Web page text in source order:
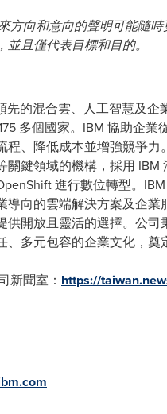
方向和意向的聲明可能隨
並且僅代表目標和目的。
先的混合雲、人工智慧及企
多個國家。IBM 協助企業
程、降低成本並增強競爭力
關鍵領域的機構，採用 IBM
進行數位轉型。
導向的雲端解決方案及企業
供開放且靈活的選擇。公司
、多元包容的企業文化，奠
新聞室： https://